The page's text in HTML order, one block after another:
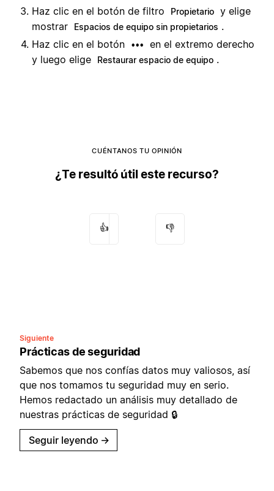
Haz clic en el botón de filtro
Propietario y elige
mostrar
Espacios de equipo sin propietarios .
Haz clic en el botón
•••
en el extremo derecho
y luego elige
Restaurar espacio de equipo .
CUÉNTANOS TU OPINIÓN
¿Te resultó útil este recurso?
👍 👎
Siguiente
Prácticas de seguridad
Sabemos que nos confías datos muy valiosos, así
que nos tomamos tu seguridad muy en serio.
Hemos redactado un análisis muy detallado de
nuestras prácticas de seguridad 🔒
Seguir leyendo →